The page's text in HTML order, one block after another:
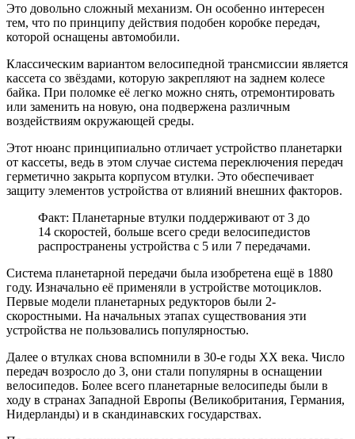
Это довольно сложный механизм. Он особенно интересен
тем, что по принципу действия подобен коробке передач,
которой оснащены автомобили.
Классическим вариантом велосипедной трансмиссии является
кассета со звёздами, которую закрепляют на заднем колесе
байка. При поломке её легко можно снять, отремонтировать
или заменить на новую, она подвержена различным
воздействиям окружающей среды.
Этот нюанс принципиально отличает устройство планетарки
от кассеты, ведь в этом случае система переключения передач
герметично закрыта корпусом втулки. Это обеспечивает
защиту элементов устройства от влияний внешних факторов.
Факт: Планетарные втулки поддерживают от 3 до
14 скоростей, больше всего среди велосипедистов
распространены устройства с 5 или 7 передачами.
Система планетарной передачи была изобретена ещё в 1880
году. Изначально её применяли в устройстве мотоциклов.
Первые модели планетарных редукторов были 2-
скоростными. На начальных этапах существования эти
устройства не пользовались популярностью.
Далее о втулках снова вспомнили в 30-е годы ХХ века. Число
передач возросло до 3, они стали популярны в оснащении
велосипедов. Более всего планетарные велосипеды были в
ходу в странах Западной Европы (Великобритания, Германия,
Нидерланды) и в скандинавских государствах.